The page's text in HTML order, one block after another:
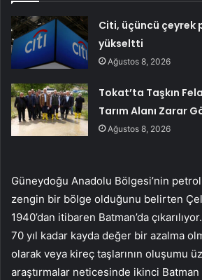
Citi, üçüncü
yükseltti
Ağustos 8, 2026
Tokat’ta Taşkın
Tarım Alanı Zarar
Ağustos 8, 2026
Güneydoğu Anadolu Bölgesi’nin
zengin bir bölge olduğunu belirten
1940’dan itibaren Batman’da
70 yıl kadar kayda değer bir azalma
olarak veya kireç taşlarının oluşumu
araştırmalar neticesinde ikinci